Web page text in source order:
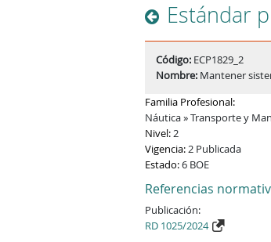
Estándar
Código: ECP1829_2
Nombre: Mantener
Familia Profesional:
Náutica » Transporte y
Nivel:2
Vigencia:2 Publicada
Estado:6 BOE
Referencias
Publicación:
RD 1025/2024